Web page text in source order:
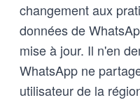
changement aux
données de
mise à jour. Il n'en
WhatsApp ne
utilisateur de la